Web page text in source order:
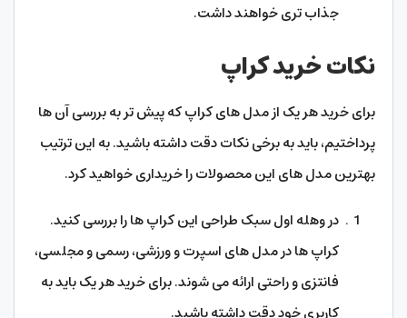
جذاب تری خواهند داشت.
نکات خرید کراپ
برای خرید هر یک از مدل های کراپ که پیش تر به بررسی آن ها
پرداختیم، باید به برخی نکات دقت داشته باشید. به این ترتیب
بهترین مدل های این محصولات را خریداری خواهید کرد.
در وهله اول سبک طراحی این کراپ ها را بررسی کنید.
کراپ ها در مدل های اسپرت و ورزشی، رسمی و مجلسی،
فانتزی و راحتی ارائه می شوند. برای خرید هر یک باید به